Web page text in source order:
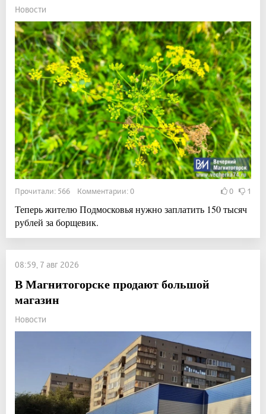
Новости
Прочитали: 566 Комментарии: 0 0 1
Теперь жителю Подмосковья нужно заплатить 150 тысяч
рублей за борщевик.
08:59, 7 авг 2026
В Магнитогорске продают большой
магазин
Новости